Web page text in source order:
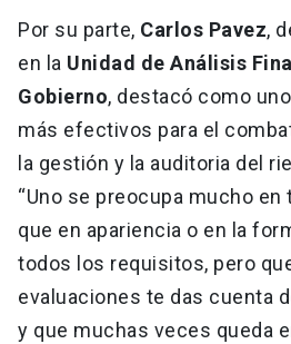
Por su parte, Carlos Pavez,
en la Unidad de Análisis
Gobierno, destacó como
más efectivos para el
la gestión y la auditoria del
“Uno se preocupa mucho
que en apariencia o en la
todos los requisitos, pero
evaluaciones te das cuenta
y que muchas veces queda